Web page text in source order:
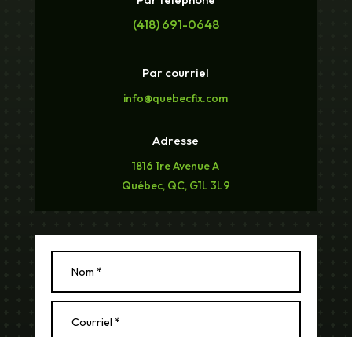
(418) 691-0648
Par courriel
info@quebecfix.com
Adresse
1816 1re Avenue A
Québec, QC, G1L 3L9